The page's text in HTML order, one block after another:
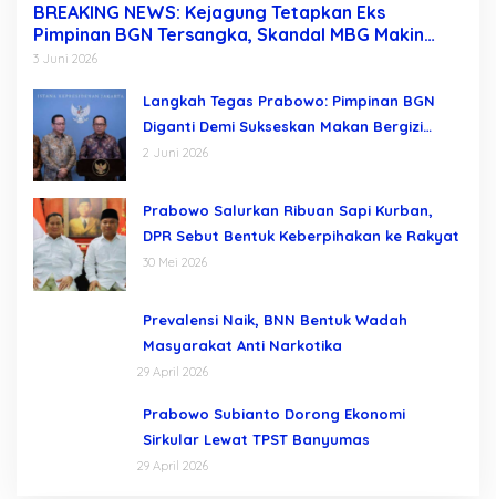
BREAKING NEWS: Kejagung Tetapkan Eks
Pimpinan BGN Tersangka, Skandal MBG Makin
Terkuak Usai Dadan Hindayana Dicopot
3 Juni 2026
Langkah Tegas Prabowo: Pimpinan BGN
Diganti Demi Sukseskan Makan Bergizi
Gratis
2 Juni 2026
Prabowo Salurkan Ribuan Sapi Kurban,
DPR Sebut Bentuk Keberpihakan ke Rakyat
30 Mei 2026
Prevalensi Naik, BNN Bentuk Wadah
Masyarakat Anti Narkotika
29 April 2026
Prabowo Subianto Dorong Ekonomi
Sirkular Lewat TPST Banyumas
29 April 2026